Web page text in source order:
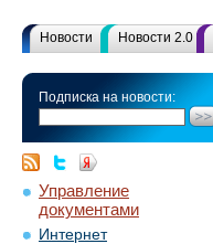
Новости Новости 2.0
Подписка на новости:
Управление
документами
Интернет